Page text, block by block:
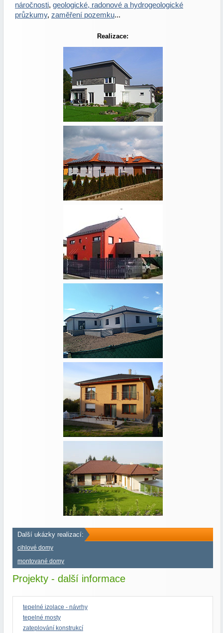
náročnosti, geologické, radonové a hydrogeologické
průzkumy, zaměření pozemku...
Realizace:
Další ukázky realizací:
cihlové domy
montované domy
Projekty - další informace
tepelné izolace - návrhy
tepelné mosty
zateplování konstrukcí